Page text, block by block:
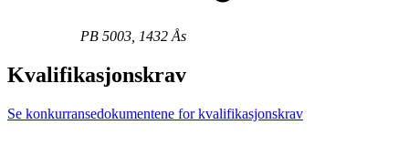
PB 5003, 1432 Ås
Kvalifikasjonskrav
Se konkurransedokumentene for kvalifikasjonskrav